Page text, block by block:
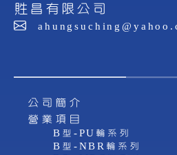
貹昌有限公司
公司簡介
營業項目
B型-PU輪系列
B型-NBR輪系列